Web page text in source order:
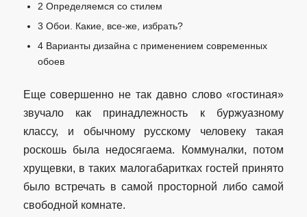
2 Определяемся со стилем
3 Обои. Какие, все-же, избрать?
4Варианты дизайна с применением современных
обоев
Еще совершенно не так давно слово «гостиная»
звучало как принадлежность к буржуазному
классу, и обычному русскому человеку такая
роскошь была недосягаема. Коммуналки, потом
хрущевки, в таких малогабаритках гостей принято
было встречать в самой просторной либо самой
свободной комнате.